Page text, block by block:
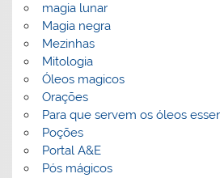
magia lunar
Magia negra
Mezinhas
Mitologia
Óleos magicos
Orações
Para que servem os óleos
Poções
Portal A&E
Pós mágicos